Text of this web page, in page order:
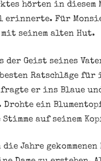
hörten in diesem
erinnerte. Für
seinem alten Hut.
der Geist seines
Ratschläge
er ins Blaue
ein
auf seinem
Jahre